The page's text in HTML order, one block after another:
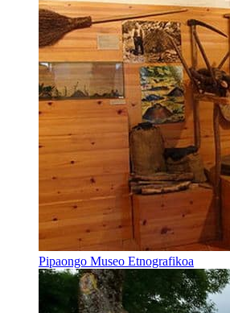
Pipaongo Museo Etnografikoa